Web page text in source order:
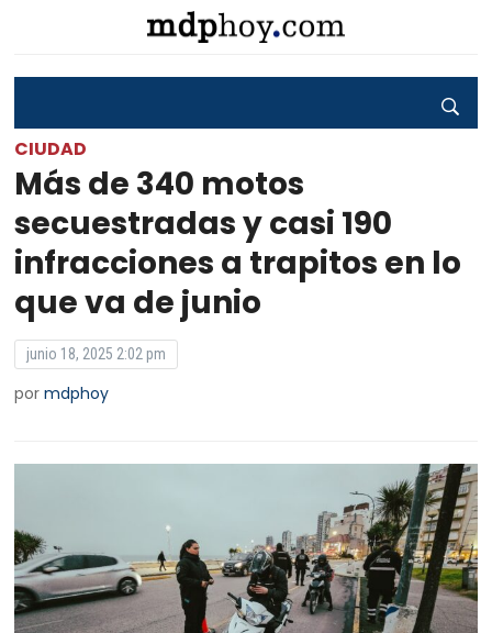
CIUDAD
Más de 340 motos
secuestradas y casi 190
infracciones a trapitos en lo
que va de junio
junio 18, 2025 2:02 pm
pormdphoy